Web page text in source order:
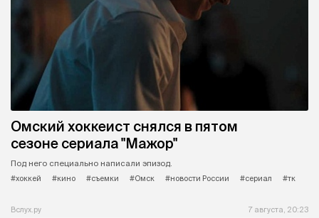
Омский хоккеист снялся в пятом
сезоне сериала "Мажор"
Под него специально написали эпизод.
#хоккей
#кино #съемки #Омск #новости России #сериал #тк
Вслух.ру 7 августа, 20:23